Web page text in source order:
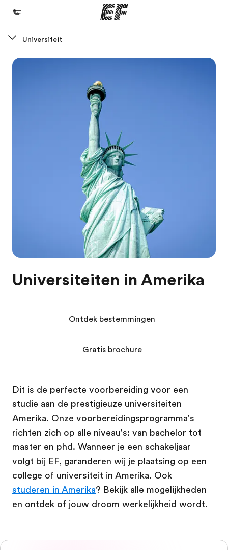
Welkom bij EF
Universiteit
Universiteiten in Amerika
Dit is de perfecte voorbereiding voor een
studie aan de prestigieuze universiteiten
Amerika. Onze voorbereidingsprogramma's
richten zich op alle niveau's: van bachelor tot
master en phd. Wanneer je een schakeljaar
volgt bij EF, garanderen wij je plaatsing op een
college of universiteit in Amerika. Ook
studeren in Amerika? Bekijk alle mogelijkheden
en ontdek of jouw droom werkelijkheid wordt.
Ontdek bestemmingen
Gratis brochure